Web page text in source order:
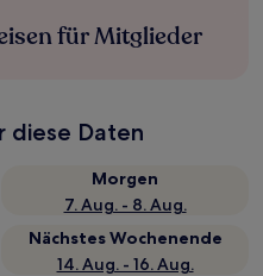
für Mitglieder
diese Daten
Morgen
7. Aug. - 8. Aug.
Nächstes Wochenende
14. Aug. - 16. Aug.